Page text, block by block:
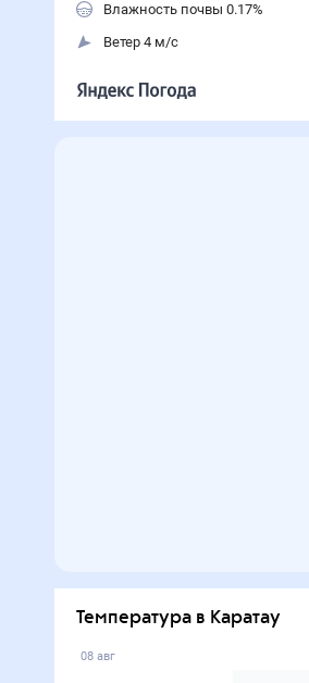
Влажность почвы 0.17%
Ветер 4 м/с
Температура в Каратау
08 авг